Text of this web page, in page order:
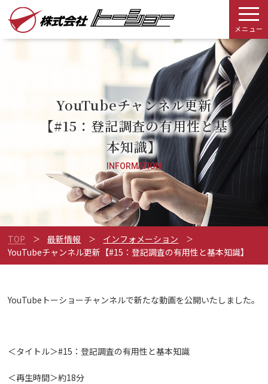
メニュー
YouTubeチャンネル更新
【#15：登記調査の有用性と基
本知識】
INFORMATION
TOP 最新情報
インフォメーション
YouTubeチャンネル更新【#15：登記調査の有用性と基本知識】
YouTubeトーショーチャンネルで新たな動画を公開いたしました。
＜タイトル＞#15：登記調査の有用性と基本知識
＜再生時間＞約18分